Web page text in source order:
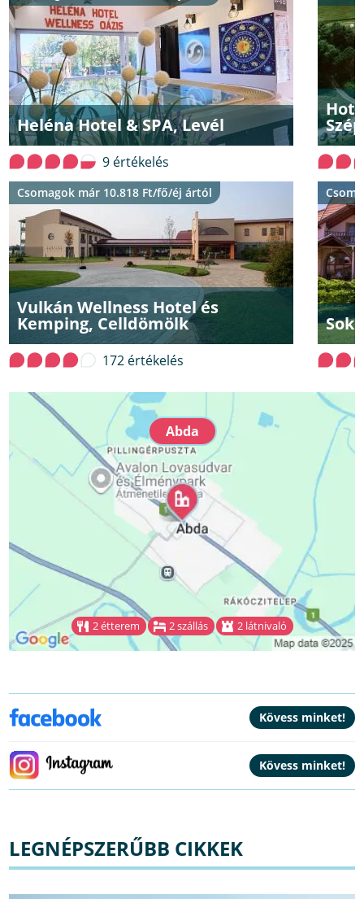
Heléna Hotel & SPA, Levél
9 értékelés
Vulkán Wellness Hotel és
Kemping, Celldömölk
Csomagok már 10.818 Ft/fő/éj ártól
172 értékelés
Abda
2 étterem 2 szállás 2 látnivaló
LEGNÉPSZERŰBB CIKKEK